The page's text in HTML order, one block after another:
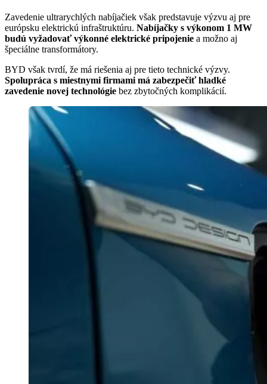
Zavedenie ultrarychlých nabíjačiek však predstavuje výzvu aj pre
európsku elektrickú infraštruktúru. Nabíjačky s výkonom 1 MW
budú vyžadovať výkonné elektrické pripojenie a možno aj
špeciálne transformátory.
BYD však tvrdí, že má riešenia aj pre tieto technické výzvy.
Spolupráca s miestnymi firmami má zabezpečiť hladké
zavedenie novej technológie bez zbytočných komplikácií.